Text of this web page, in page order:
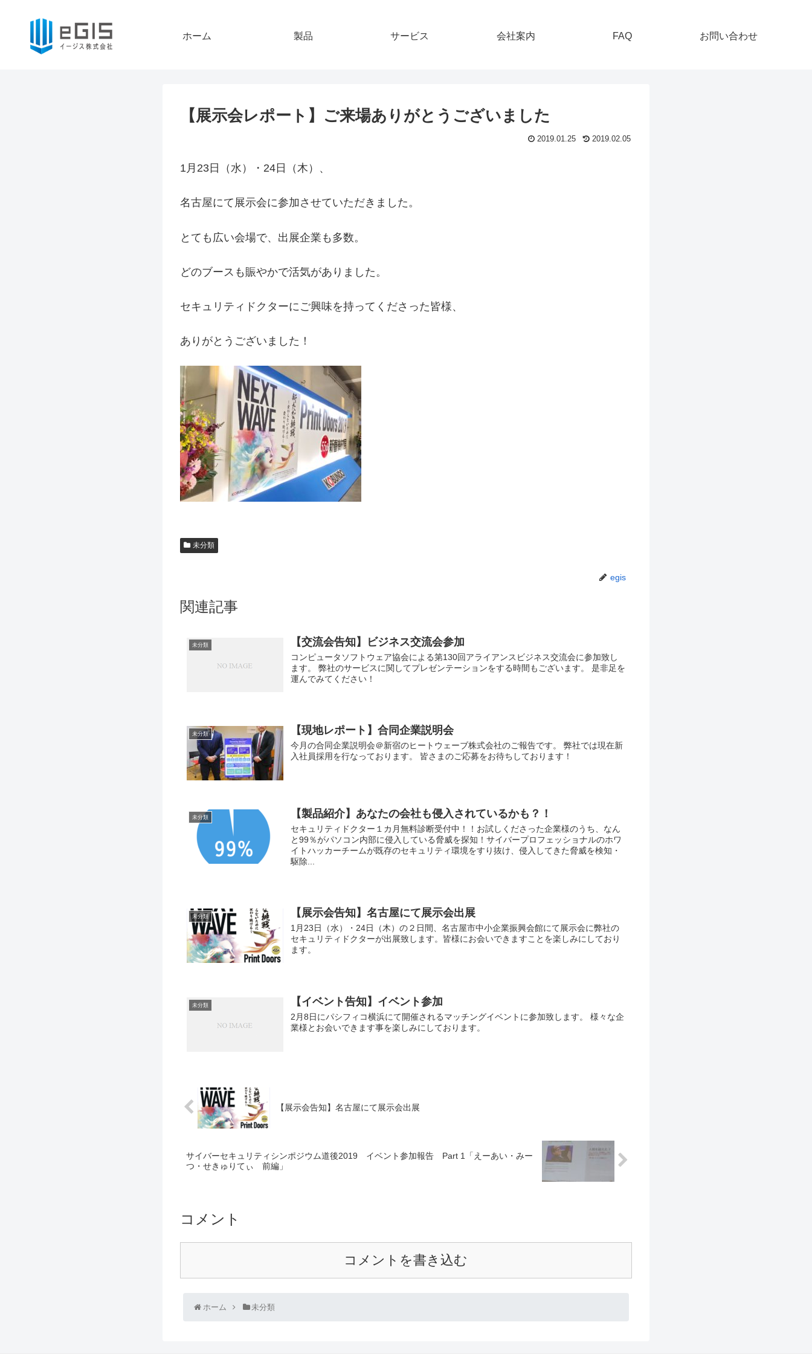
ホーム 製品 サービス 会社案内 FAQ お問い合わせ
【展示会レポート】ご来場ありがとうございました
2019.02.05
2019.01.25
1月23日（水）・24日（木）、
名古屋にて展示会に参加させていただきました。
とても広い会場で、出展企業も多数。
どのブースも賑やかで活気がありました。
セキュリティドクターにご興味を持ってくださった皆様、
ありがとうございました！
未分類
egis
関連記事
未分類 【交流会告知】ビジネス交流会参加
コンピュータソフトウェア協会による第130回アライアンスビジネス交流会に参加致し
ます。 弊社のサービスに関してプレゼンテーションをする時間もございます。 是非足を
運んでみてください！
未分類 【現地レポート】合同企業説明会
今月の合同企業説明会＠新宿のヒートウェーブ株式会社のご報告です。 弊社では現在新
入社員採用を行なっております。 皆さまのご応募をお待ちしております！
未分類 【製品紹介】あなたの会社も侵入されているかも？！
セキュリティドクター１カ月無料診断受付中！！お試しくださった企業様のうち、なん
と99％がパソコン内部に侵入している脅威を探知！サイバープロフェッショナルのホワ
イトハッカーチームが既存のセキュリティ環境をすり抜け、侵入してきた脅威を検知・
駆除...
未分類 【展示会告知】名古屋にて展示会出展
1月23日（水）・24日（木）の２日間、名古屋市中小企業振興会館にて展示会に弊社の
セキュリティドクターが出展致します。皆様にお会いできますことを楽しみにしており
ます。
未分類 【イベント告知】イベント参加
2月8日にパシフィコ横浜にて開催されるマッチングイベントに参加致します。 様々な企
業様とお会いできます事を楽しみにしております。
【展示会告知】名古屋にて展示会出展
サイバーセキュリティシンポジウム道後2019 イベント参加報告 Part 1「えーあい・みー
つ・せきゅりてぃ 前編」
コメント
コメントを書き込む
ホーム 未分類